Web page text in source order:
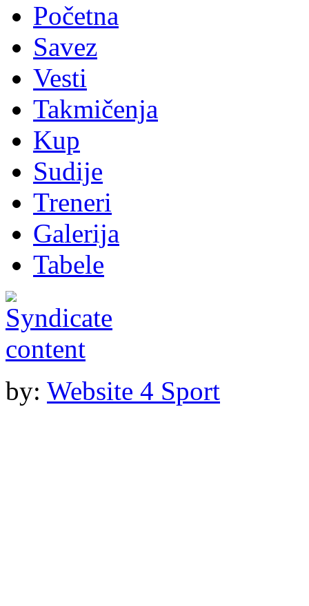
Početna
Savez
Vesti
Takmičenja
Kup
Sudije
Treneri
Galerija
Tabele
by: Website 4 Sport